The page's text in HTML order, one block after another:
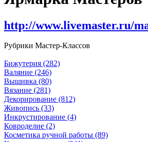
http://www.livemaster.ru/
Рубрики Мастер-Классов
Бижутерия (282)
Валяние (246)
Вышивка (80)
Вязание (281)
Декорирование (812)
Живопись (33)
Инкрустирование (4)
Ковроделие (2)
Косметика ручной работы (89)